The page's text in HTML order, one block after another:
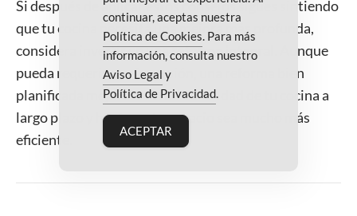
Si después de aplicar estos consejos sigues sintiendo
que tu cocina necesita una mejora más profunda,
considera invertir en unareforma integral
. Aunque
pueda requerir una inversión, una reforma bien
planificada mejorará la funcionalidad de tu cocina a
largo plazo y hará que tu espacio sea mucho más
eficiente.
continuar, aceptas nuestra
Política de Cookies . Para más
información, consulta nuestro
Aviso Legal y
Política de Privacidad
ACEPTAR